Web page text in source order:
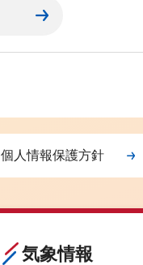
個人情報保護方針
気象情報